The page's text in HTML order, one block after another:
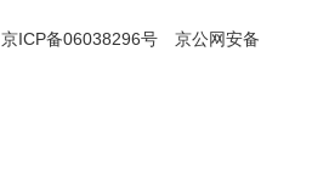
京ICP备06038296号
京公网安备